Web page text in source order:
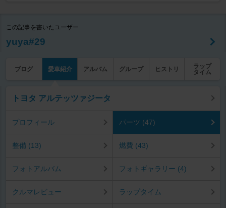
この記事を書いたユーザー
yuya#29
ブログ 愛車紹介 アルバム グループ ヒストリ
ラップ
タイム
トヨタ アルテッツァジータ
プロフィール パーツ (47)
整備 (13) 燃費 (43)
フォトアルバム フォトギャラリー (4)
クルマレビュー ラップタイム